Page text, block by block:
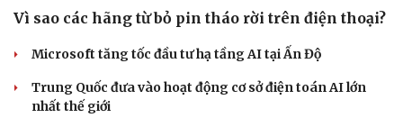
Ăn sạch sống khỏe
Vì sao các hãng từ bỏ pin tháo rời trên điện thoại?
Microsoft tăng tốc đầu tư hạ tầng AI tại Ấn Độ
Trung Quốc đưa vào hoạt động cơ sở điện toán AI lớn
nhất thế giới